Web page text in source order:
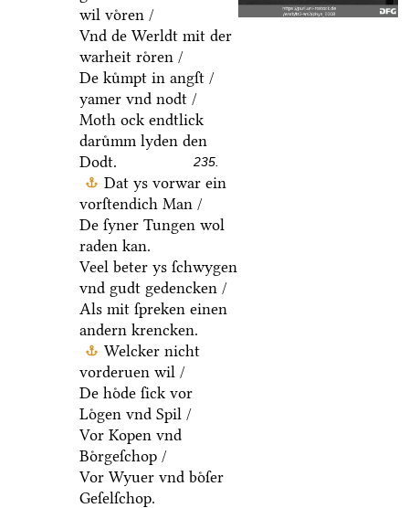
wil voͤren /
Vnd de Werldt mit der
warheit roͤren /
De kuͤmpt in angſt /
yamer vnd nodt /
Moth ock endtlick
daruͤmm lyden den
Dodt.
235.
Dat ys vorwar ein
vorſtendich Man /
De ſyner Tungen wol
raden kan.
Veel beter ys ſchwygen
vnd gudt gedencken /
Als mit ſpreken einen
andern krencken.
Welcker nicht
vorderuen wil /
De hoͤde ſick vor
Loͤgen vnd Spil /
Vor Kopen vnd
Boͤrgeſchop /
Vor Wyuer vnd boͤſer
Geſelſchop.